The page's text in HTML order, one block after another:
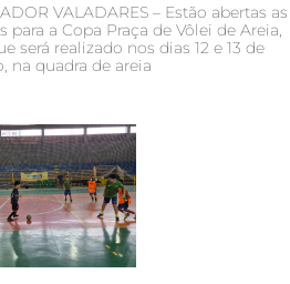
VALADARES – Estão abertas as
para a Copa Praça de Vôlei de Areia,
será realizado nos dias 12 e 13 de
na quadra de areia